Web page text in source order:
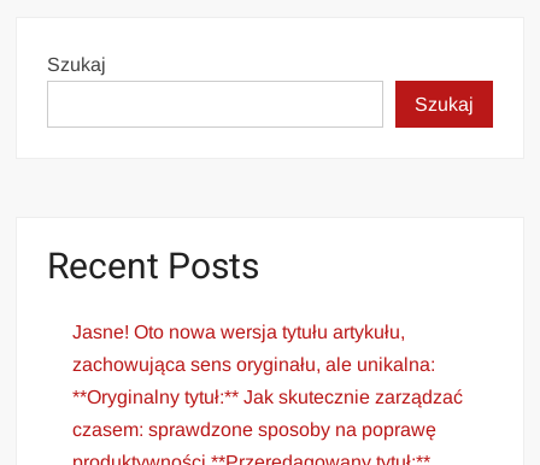
Szukaj
Szukaj
Recent Posts
Jasne! Oto nowa wersja tytułu artykułu,
zachowująca sens oryginału, ale unikalna:
**Oryginalny tytuł:** Jak skutecznie zarządzać
czasem: sprawdzone sposoby na poprawę